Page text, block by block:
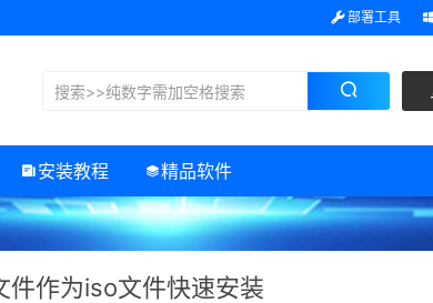
部署工具
安装教程 精品软件
件作为iso文件快速安装